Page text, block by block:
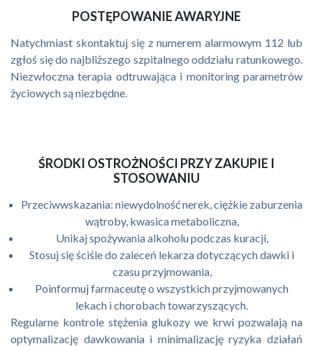
POSTĘPOWANIE AWARYJNE
Natychmiast skontaktuj się z numerem alarmowym 112 lub
zgłoś się do najbliższego szpitalnego oddziału ratunkowego.
Niezwłoczna terapia odtruwająca i monitoring parametrów
życiowych są niezbędne.
ŚRODKI OSTROŻNOŚCI PRZY ZAKUPIE I
STOSOWANIU
Przeciwwskazania: niewydolność nerek, ciężkie zaburzenia
wątroby, kwasica metaboliczna,
Unikaj spożywania alkoholu podczas kuracji,
Stosuj się ściśle do zaleceń lekarza dotyczących dawki i
czasu przyjmowania,
Poinformuj farmaceutę o wszystkich przyjmowanych
lekach i chorobach towarzyszących.
Regularne kontrole stężenia glukozy we krwi pozwalają na
optymalizację dawkowania i minimalizację ryzyka działań